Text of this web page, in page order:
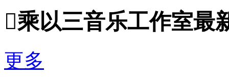
乘以三音乐工作室最
更多